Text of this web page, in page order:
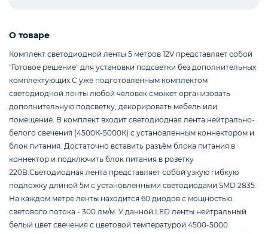
Телевизоры
Для бизнеса
Смартфоны / Телефоны
Электроника
О товаре
Комплект светодиодной ленты 5 метров 12V представляет собой
"Готовое решение" для установки подсветки без дополнительных
комплектующих.С уже подготовленным комплектом
светодиодной ленты любой человек сможет организовать
дополнительную подсветку, декорировать мебель или
помещение. В комплект входит светодиодная лента нейтрально-
белого свечения (4500К-5000К) с установленным коннектором и
блок питания. Достаточно вставить разъём блока питания в
коннектор и подключить блок питания в розетку
220В.Светодиодная лента представляет собой узкую гибкую
подложку длиной 5м с установленными светодиодами SMD 2835.
На каждом метре ленты находится 60 диодов с мощностью
светового потока - 300 лм/м. У данной LED ленты нейтральный
белый цвет свечения с цветовой температурой 4500-5000